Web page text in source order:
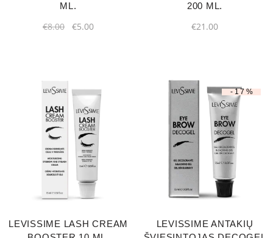
ML.
€8.00 €5.00
200 ML.
€21.00
LEVISSIME LASH CREAM
-17%
LEVISSIME ANTAKIŲ